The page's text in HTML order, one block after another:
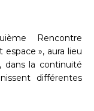
Rencontre
», aura lieu
dans la continuité
différentes